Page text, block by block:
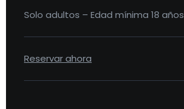
Solo adultos – Edad mínima 18 años
Reservar ahora